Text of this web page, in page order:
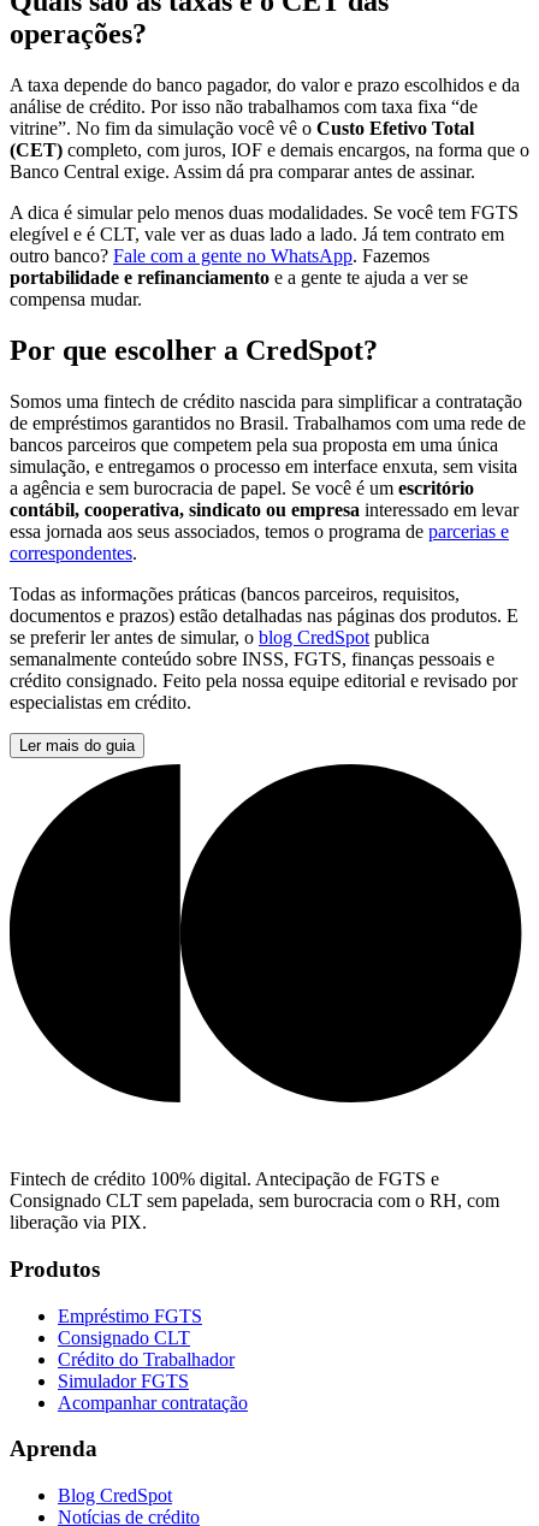
operações?
A taxa depende do banco pagador, do valor e prazo escolhidos e da
análise de crédito. Por isso não trabalhamos com taxa fixa “de
vitrine”. No fim da simulação você vê o Custo Efetivo Total
(CET) completo, com juros, IOF e demais encargos, na forma que o
Banco Central exige. Assim dá pra comparar antes de assinar.
A dica é simular pelo menos duas modalidades. Se você tem FGTS
elegível e é CLT, vale ver as duas lado a lado. Já tem contrato em
outro banco? Fale com a gente no WhatsApp. Fazemos
portabilidade e refinanciamento e a gente te ajuda a ver se
compensa mudar.
Por que escolher a CredSpot?
Somos uma fintech de crédito nascida para simplificar a contratação
de empréstimos garantidos no Brasil. Trabalhamos com uma rede de
bancos parceiros que competem pela sua proposta em uma única
simulação, e entregamos o processo em interface enxuta, sem visita
a agência e sem burocracia de papel. Se você é um escritório
contábil, cooperativa, sindicato ou empresa interessado em levar
essa jornada aos seus associados, temos o programa de parcerias e
correspondentes.
Todas as informações práticas (bancos parceiros, requisitos,
documentos e prazos) estão detalhadas nas páginas dos produtos. E
se preferir ler antes de simular, o blog CredSpot publica
semanalmente conteúdo sobre INSS, FGTS, finanças pessoais e
crédito consignado. Feito pela nossa equipe editorial e revisado por
especialistas em crédito.
Ler mais do guia
Fintech de crédito 100% digital. Antecipação de FGTS e
Consignado CLT sem papelada, sem burocracia com o RH, com
liberação via PIX.
Produtos
Empréstimo FGTS
Consignado CLT
Crédito do Trabalhador
Simulador FGTS
Acompanhar contratação
Aprenda
Blog CredSpot
Notícias de crédito